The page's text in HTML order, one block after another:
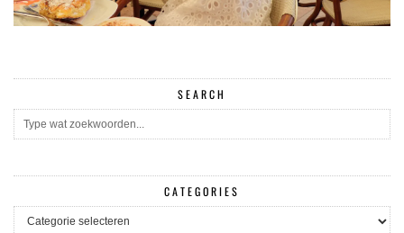
SEARCH
CATEGORIES
CATEGORIES